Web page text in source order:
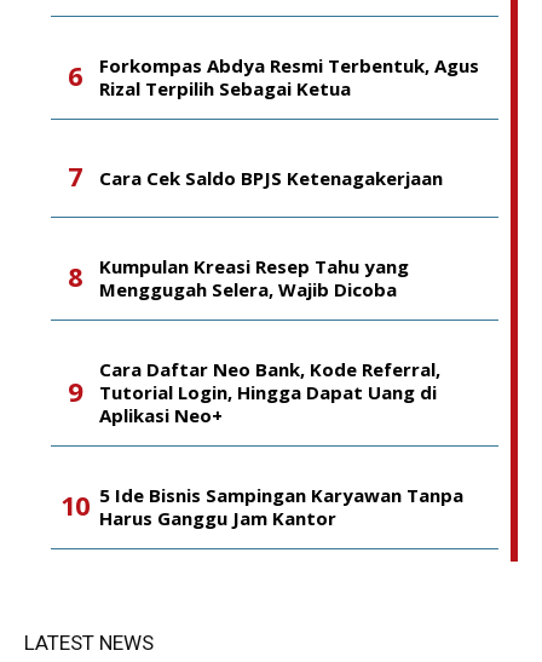
Forkompas Abdya Resmi Terbentuk, Agus
Rizal Terpilih Sebagai Ketua
Cara Cek Saldo BPJS Ketenagakerjaan
Kumpulan Kreasi Resep Tahu yang
Menggugah Selera, Wajib Dicoba
Cara Daftar Neo Bank, Kode Referral,
Tutorial Login, Hingga Dapat Uang di
Aplikasi Neo+
5 Ide Bisnis Sampingan Karyawan Tanpa
Harus Ganggu Jam Kantor
LATEST NEWS